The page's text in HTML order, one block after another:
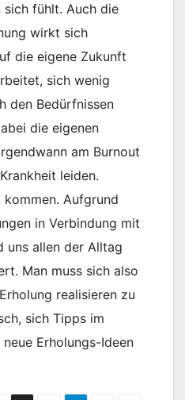
fühlt. Auch die
wirkt sich
die eigene Zukunft
sich wenig
den Bedürfnissen
die eigenen
am Burnout
leiden.
Aufgrund
in Verbindung mit
uns allen der Alltag
Man muss sich also
realisieren zu
sich Tipps im
Erholungs-Ideen